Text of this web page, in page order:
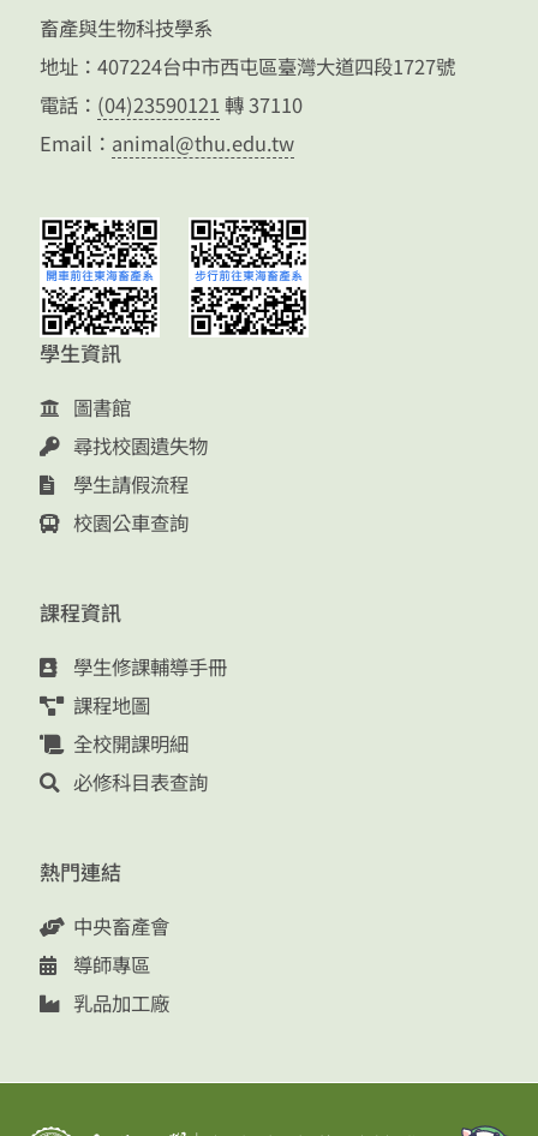
畜產與生物科技學系
地址：407224台中市西屯區臺灣大道四段1727號
電話： (04)23590121 轉 37110
Email： animal@thu.edu.tw
學生資訊
圖書館
尋找校園遺失物
學生請假流程
校園公車查詢
課程資訊
學生修課輔導手冊
課程地圖
全校開課明細
必修科目表查詢
熱門連結
中央畜產會
導師專區
乳品加工廠